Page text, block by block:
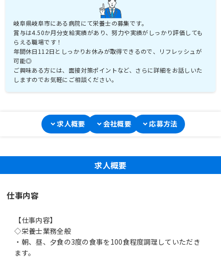
岐阜県岐阜市にある病院にて栄養士の募集です。
賞与は4.50か月分支給実績があり、努力や実績がしっかり評価しても
らえる職場です！
年間休日112日としっかりお休みが取得できるので、リフレッシュが
可能◎
ご興味ある方には、面接対策ポイントなど、さらに詳細をお話しいた
しますのでお気軽にご相談ください。
求人概要 会社概要 応募方法
求人概要
仕事内容
【仕事内容】
◇栄養士業務全般
・朝、昼、夕食の3度の食事を100食程度調理していただき
ます。